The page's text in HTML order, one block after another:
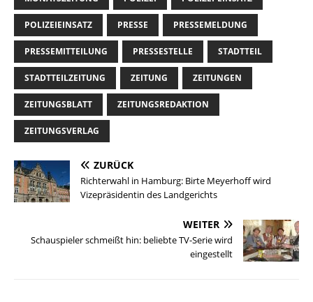
POLIZEIEINSATZ PRESSE PRESSEMELDUNG
PRESSEMITTEILUNG PRESSESTELLE STADTTEIL
STADTTEILZEITUNG ZEITUNG ZEITUNGEN
ZEITUNGSBLATT ZEITUNGSREDAKTION
ZEITUNGSVERLAG
ZURÜCK
Richterwahl in Hamburg: Birte Meyerhoff wird
Vizepräsidentin des Landgerichts
WEITER
Schauspieler schmeißt hin: beliebte TV-Serie wird
eingestellt